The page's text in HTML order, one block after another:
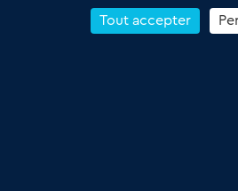
Reprendre un Restaurant Rapide
Tout accepter